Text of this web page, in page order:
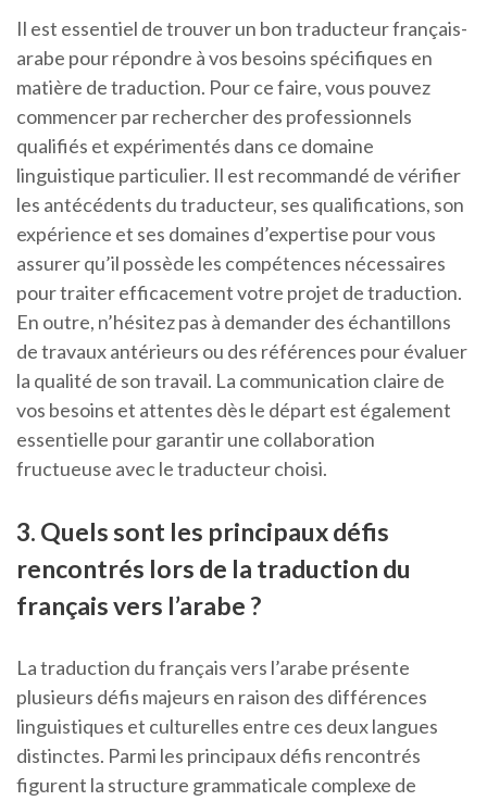
Il est essentiel de trouver un bon traducteur français-
arabe pour répondre à vos besoins spécifiques en
matière de traduction. Pour ce faire, vous pouvez
commencer par rechercher des professionnels
qualifiés et expérimentés dans ce domaine
linguistique particulier. Il est recommandé de vérifier
les antécédents du traducteur, ses qualifications, son
expérience et ses domaines d’expertise pour vous
assurer qu’il possède les compétences nécessaires
pour traiter efficacement votre projet de traduction.
En outre, n’hésitez pas à demander des échantillons
de travaux antérieurs ou des références pour évaluer
la qualité de son travail. La communication claire de
vos besoins et attentes dès le départ est également
essentielle pour garantir une collaboration
fructueuse avec le traducteur choisi.
3. Quels sont les principaux défis
rencontrés lors de la traduction du
français vers l’arabe ?
La traduction du français vers l’arabe présente
plusieurs défis majeurs en raison des différences
linguistiques et culturelles entre ces deux langues
distinctes. Parmi les principaux défis rencontrés
figurent la structure grammaticale complexe de